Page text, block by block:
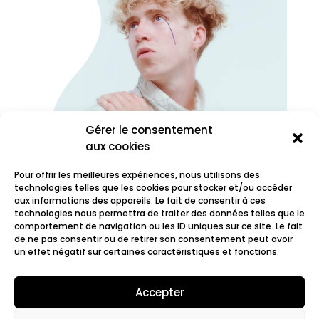
Gérer le consentement
aux cookies
Pour offrir les meilleures expériences, nous utilisons des
technologies telles que les cookies pour stocker et/ou accéder
aux informations des appareils. Le fait de consentir à ces
technologies nous permettra de traiter des données telles que le
comportement de navigation ou les ID uniques sur ce site. Le fait
de ne pas consentir ou de retirer son consentement peut avoir
un effet négatif sur certaines caractéristiques et fonctions.
Accepter
Oscar les vacances